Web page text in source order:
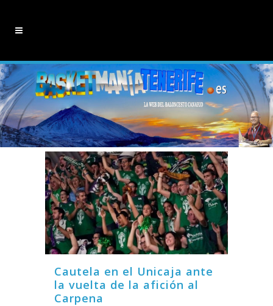
Cautela en el Unicaja ante
la vuelta de la afición al
Carpena